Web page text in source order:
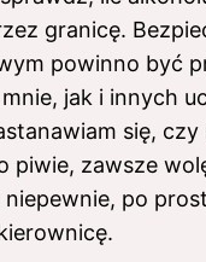
granicę.
powinno być
jak i innych
się, czy
piwie, zawsze
niepewnie, po